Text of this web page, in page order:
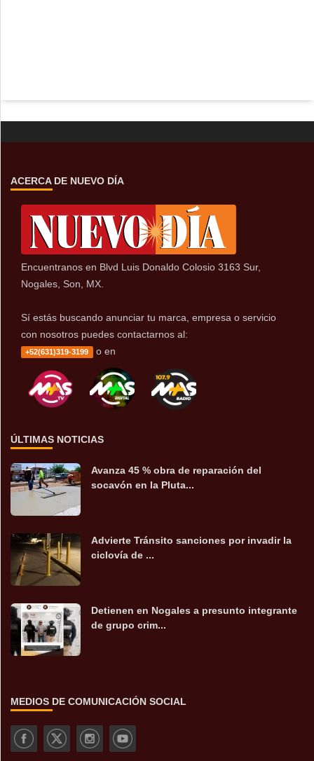
ACERCA DE NUEVO DÍA
Encuentranos en Blvd Luis Donaldo Colosio 3163 Sur,
Nogales, Son, MX.
Sí estás buscando anunciar tu marca, empresa o servicio
con nosotros puedes contactarnos al:
+52(631)319-3199 o en
ÚLTIMAS NOTICIAS
Avanza 45 % obra de reparación del
socavón en la Pluta...
Advierte Tránsito sanciones por invadir la
ciclovía de ...
Detienen en Nogales a presunto integrante
de grupo crim...
MEDIOS DE COMUNICACIÓN SOCIAL